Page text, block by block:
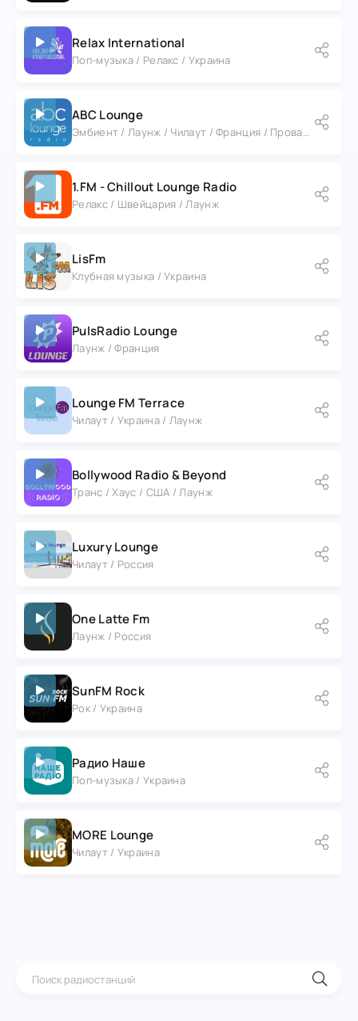
Relax International
Поп-музыка / Релакс / Украина
ABC Lounge
1.FM - Chillout Lounge Radio
Релакс / Швейцария / Лаунж
LisFm
Клубная музыка / Украина
PulsRadio Lounge
Лаунж / Франция
Lounge FM Terrace
Чилаут / Украина / Лаунж
Bollywood Radio & Beyond
Транс / Хаус / США / Лаунж
Luxury Lounge
Чилаут / Россия
One Latte Fm
Лаунж / Россия
SunFM Rock
Рок / Украина
Радио Наше
Поп-музыка / Украина
MORE Lounge
Чилаут / Украина